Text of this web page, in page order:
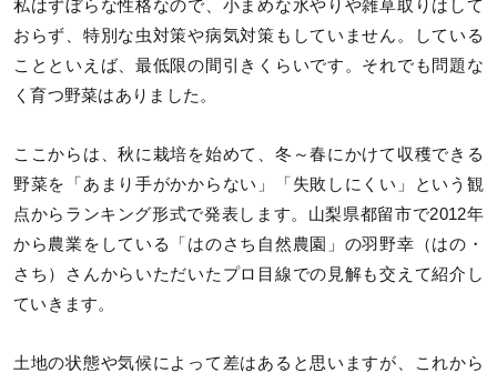
私はずぼらな性格なので、小まめな水やりや雑草取りはして
おらず、特別な虫対策や病気対策もしていません。している
ことといえば、最低限の間引きくらいです。それでも問題な
く育つ野菜はありました。
ここからは、秋に栽培を始めて、冬～春にかけて収穫できる
野菜を「あまり手がかからない」「失敗しにくい」という観
点からランキング形式で発表します。山梨県都留市で2012年
から農業をしている「はのさち自然農園」の羽野幸（はの・
さち）さんからいただいたプロ目線での見解も交えて紹介し
ていきます。
土地の状態や気候によって差はあると思いますが、これから